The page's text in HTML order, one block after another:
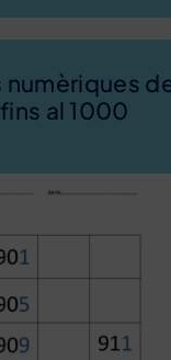
al 1000